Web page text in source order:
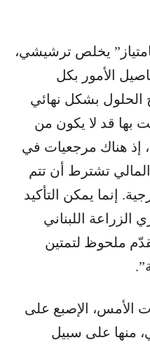
يخلص ترشيشي،
الأمور بكل
الحلول بشكل نهائي
بها قد لا يكون من
إذ هناك مرجعيات في
تشترط أن تتم
إنما يمكن التأكيد
الزراعة اللبناني
ملحوظ لتمتين
الأمس، الإصبع على
منها على سبيل